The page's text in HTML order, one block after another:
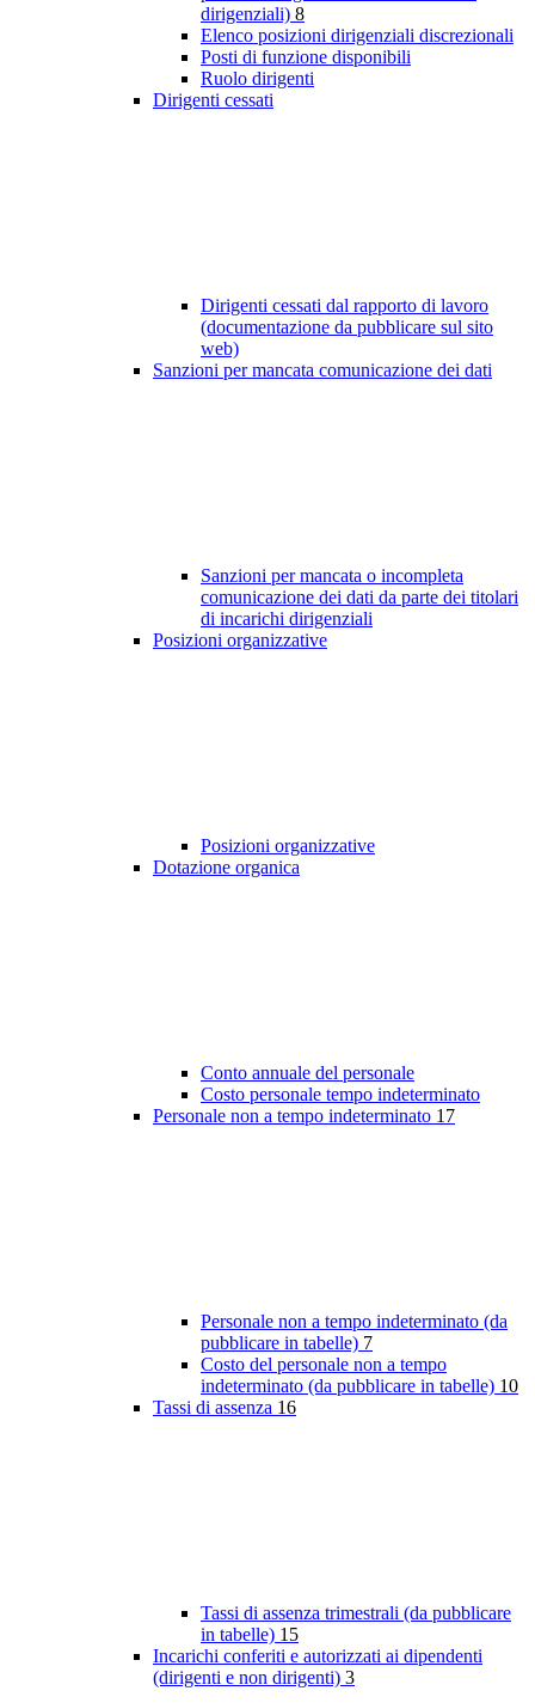
dirigenziali) 8
Elenco posizioni dirigenziali discrezionali
Posti di funzione disponibili
Ruolo dirigenti
Dirigenti cessati
Dirigenti cessati dal rapporto di lavoro
(documentazione da pubblicare sul sito
web)
Sanzioni per mancata comunicazione dei dati
Sanzioni per mancata o incompleta
comunicazione dei dati da parte dei titolari
di incarichi dirigenziali
Posizioni organizzative
Posizioni organizzative
Dotazione organica
Conto annuale del personale
Costo personale tempo indeterminato
Personale non a tempo indeterminato 17
Personale non a tempo indeterminato (da
pubblicare in tabelle) 7
Costo del personale non a tempo
indeterminato (da pubblicare in tabelle) 10
Tassi di assenza 16
Tassi di assenza trimestrali (da pubblicare
in tabelle) 15
Incarichi conferiti e autorizzati ai dipendenti
(dirigenti e non dirigenti) 3